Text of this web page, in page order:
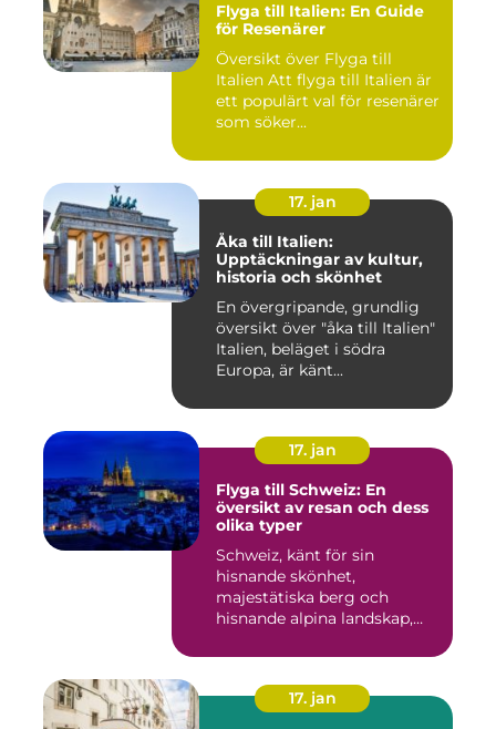
Flyga till Italien: En Guide
för Resenärer
Översikt över Flyga till
Italien Att flyga till Italien är
ett populärt val för resenärer
som söker...
17. jan
Åka till Italien:
Upptäckningar av kultur,
historia och skönhet
En övergripande, grundlig
översikt över "åka till Italien"
Italien, beläget i södra
Europa, är känt...
17. jan
Flyga till Schweiz: En
översikt av resan och dess
olika typer
Schweiz, känt för sin
hisnande skönhet,
majestätiska berg och
hisnande alpina landskap,
17. jan